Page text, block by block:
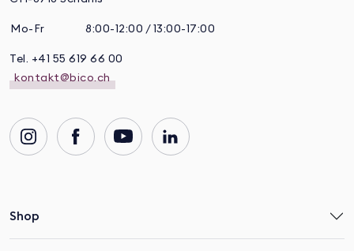
Mo-Fr 8:00-12:00 / 13:00-17:00
Tel. +41 55 619 66 00
kontakt@bico.ch
Shop